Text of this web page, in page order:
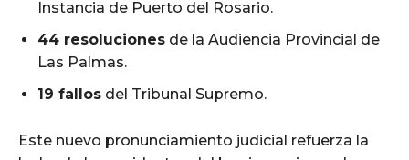
Instancia de Puerto del Rosario.
44 resoluciones de la Audiencia Provincial de
Las Palmas.
19 fallos del Tribunal Supremo.
Este nuevo pronunciamiento judicial refuerza la